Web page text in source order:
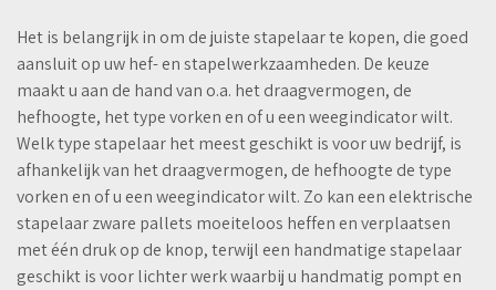
Het is belangrijk in om de juiste stapelaar te kopen, die goed
aansluit op uw hef- en stapelwerkzaamheden. De keuze
maakt u aan de hand van o.a. het draagvermogen, de
hefhoogte, het type vorken en of u een weegindicator wilt.
Welk type stapelaar het meest geschikt is voor uw bedrijf, is
afhankelijk van het draagvermogen, de hefhoogte de type
vorken en of u een weegindicator wilt. Zo kan een elektrische
stapelaar zware pallets moeiteloos heffen en verplaatsen
met één druk op de knop, terwijl een handmatige stapelaar
geschikt is voor lichter werk waarbij u handmatig pompt en